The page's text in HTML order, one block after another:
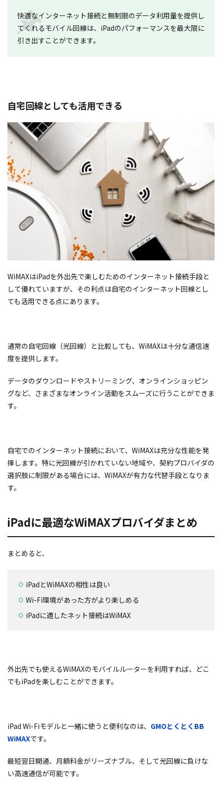
快適なインターネット接続と無制限のデータ利用量を提供し
てくれるモバイル回線は、iPadのパフォーマンスを最大限に
引き出すことができます。
自宅回線としても活用できる
WiMAXはiPadを外出先で楽しむためのインターネット接続手段と
して優れていますが、その利点は自宅のインターネット回線とし
ても活用できる点にあります。
通常の自宅回線（光回線）と比較しても、WiMAXは十分な通信速
度を提供します。
データのダウンロードやストリーミング、オンラインショッピン
グなど、さまざまなオンライン活動をスムーズに行うことができま
す。
自宅でのインターネット接続において、WiMAXは充分な性能を発
揮します。特に光回線が引かれていない地域や、契約プロバイダの
選択肢に制限がある場合には、WiMAXが有力な代替手段となりま
す。
iPadに最適なWiMAXプロバイダまとめ
まとめると、
iPadとWiMAXの相性は良い
Wi-Fi環境があった方がより楽しめる
iPadに適したネット接続はWiMAX
外出先でも使えるWiMAXのモバイルルーターを利用すれば、どこ
でもiPadを楽しむことができます。
iPad Wi-Fiモデルと一緒に使うと便利なのは、 GMOとくとくBB
WiMAXです。
最短翌日開通、月額料金がリーズナブル、そして光回線に負けな
い高速通信が可能です。